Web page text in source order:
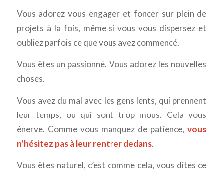
Vous adorez vous engager et foncer sur plein de
projets à la fois, même si vous vous dispersez et
oubliez parfois ce que vous avez commencé.
Vous êtes un passionné. Vous adorez les nouvelles
choses.
Vous avez du mal avec les gens lents, qui prennent
leur temps, ou qui sont trop mous. Cela vous
énerve. Comme vous manquez de patience,vous
n’hésitez pas à leur rentrer dedans.
Vous êtes naturel, c’est comme cela, vous dites ce